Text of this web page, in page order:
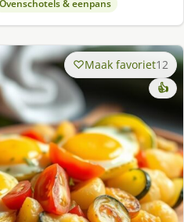
Ovenschotels & eenpans
Maak favoriet12
👍